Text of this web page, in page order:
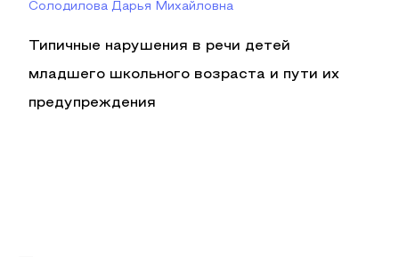
Солодилова Дарья Михайловна
Типичные нарушения в речи детей
младшего школьного возраста и пути их
предупреждения